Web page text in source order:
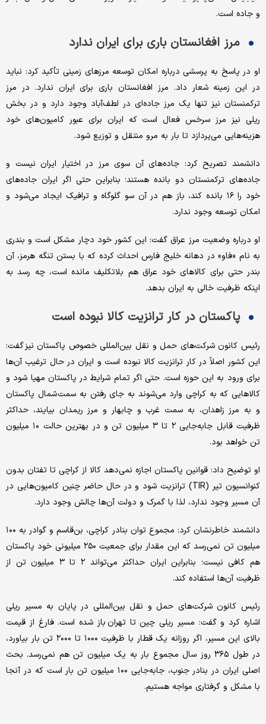
و جاده است.
مرز افغانستان باری برای ایران ندارد
او در پاسخ به پرسشی درباره امکان توسعه مرزهای زمینی تأکید کرد: نباید
در این زمینه شعار داد. مرز افغانستان باری برای ایران ندارد. در مرز
ترکمنستان نیز تنها یک مرز جاده‌ای در لطف‌آباد وجود دارد و در بخش
ریلی نیز مرز سرخس فعال است که ایران برای عبور کامیون‌های خود
هزینه‌هایی می‌پردازد تا بار به مرو منتقل و توزیع شود.
دانشمند تصریح کرد: جاده‌های آن سوی مرز در اختیار ایران نیست و
جاده‌های ترکمنستان دو بانده هستند؛ بنابراین حتی اگر ایران جاده‌های
خود را ۱۶ بانده کند، باز هم در آن سو گلوگاه و ترافیک ایجاد می‌شود و
امکان توسعه وجود ندارد.
او درباره وضعیت مرز عراق گفت: این کشور خود دچار مشکل است و بندری
به نام «فاو» در دهانه خلیج فارس احداث کرده که با بستن تنگه هرمز، آن
بندر حتی برای کالاهای خود عراق هم بلاتکلیف مانده است، چه رسد به
اینکه ظرفیت خالی به ایران بدهد.
پاکستان در کار ترانزیت کالا نبوده است
رئیس کانون شرکت‌های حمل و نقل بین‌المللی خصوص پاکستان نیز گفت:
این کشور اصلاً در کار ترانزیت کالا نبوده است و ایران در حال ترغیب آن‌ها
برای ورود به این حوزه است. حتی اگر تمام شرایط در پاکستان مهیا شود و
کالاهایی که به کراچی وارد می‌شوند به جای رفتن به سمت شمال پاکستان
و به مرز زاهدان، به سمت غرب و چابهار و مرز ریمدان بیایند، حداکثر
ظرفیت قابل جابه‌جایی ۲ تا ۳ میلیون تن و در بهترین حالت ۱۰ میلیون
تن خواهد بود.
او توضیح داد: قوانین پاکستان اجازه نمی‌دهد کالا از کراچی تا تفتان بدون
کنوانسیون تیر (TIR) ترانزیت شود و در حال حاضر چنین کامیون‌هایی در
آن مسیر وجود ندارد، لذا با گمرک و دولت آن‌ها چالش وجود دارد.
دانشمند خاطرنشان کرد: مجموع توان بنادر کراچی، بن‌قاسم و گوادر به ۱۰۰
میلیون تن نمی‌رسد که این مقدار برای جمعیت ۲۵۰ میلیونی خود پاکستان
هم کافی نیست؛ بنابراین ایران حداکثر می‌تواند ۲ تا ۳ میلیون تن از
ظرفیت آن‌ها استفاده کند.
رئیس کانون شرکت‌های حمل و نقل بین‌المللی در پایان به مسیر ریلی
اشاره کرد و گفت: مسیر ریلی چین تا تهران باز شده است. فارغ از قیمت
بالای این مسیر، اگر روزانه یک قطار با ظرفیت ۱۰۰۰ تا ۲۰۰۰ تن بار بیاورد،
در طول ۳۶۵ روز سال مجموع بار به یک میلیون تن هم نمی‌رسد. بحث
اصلی ایران در بنادر جنوب، جابه‌جایی ۱۰۰ میلیون تن بار است که در آنجا
با مشکل و گرفتاری مواجه هستیم.